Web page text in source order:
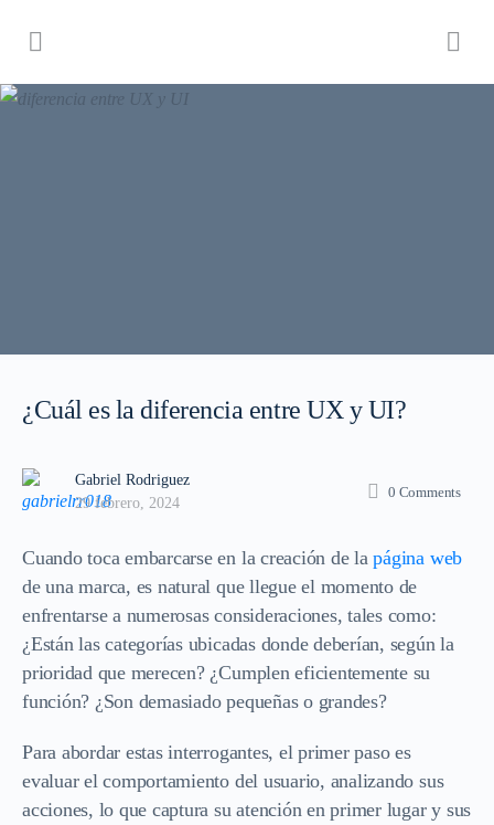
¿Cuál es la diferencia entre UX y UI?
Gabriel Rodriguez
29 febrero, 2024
0 Comments
Cuando toca embarcarse en la creación de lapágina web
de una marca, es natural que llegue el momento de
enfrentarse a numerosas consideraciones, tales como:
¿Están las categorías ubicadas donde deberían, según la
prioridad que merecen? ¿Cumplen eficientemente su
función? ¿Son demasiado pequeñas o grandes?
Para abordar estas interrogantes, el primer paso es
evaluar el comportamiento del usuario, analizando sus
acciones, lo que captura su atención en primer lugar y sus